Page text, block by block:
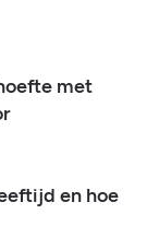
met
en hoe